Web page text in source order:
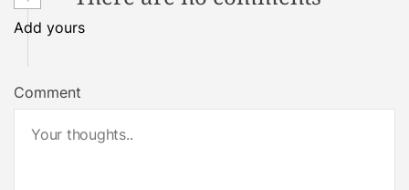
Add yours
Comment